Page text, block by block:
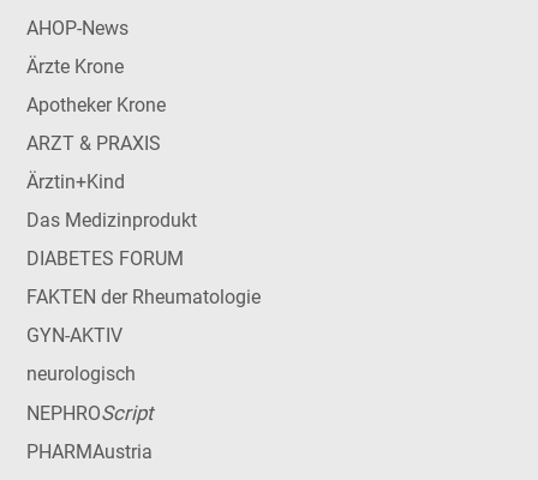
AHOP-News
Ärzte Krone
Apotheker Krone
ARZT & PRAXIS
Ärztin+Kind
Das Medizinprodukt
DIABETES FORUM
FAKTEN der Rheumatologie
GYN-AKTIV
neurologisch
NEPHROScript
PHARMAustria